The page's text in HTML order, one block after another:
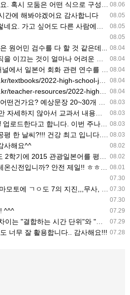
08.06
로 구성하셨을까요? 진단평가를 보시고 모둠장(도우미학생)…
08.05
간에 해봐야겠어요 감사합니다
08.05
다른 사람에게 민폐는 안되는 것... 감사해요. ^^
08.05
08.04
원어민 검수를 다 할 것 같은데...
08.04
려운 일일까요? 우선 봉사하는 마음이 필요!!! 감사해요…
08.04
연수를 저작 직강으로 한다고 합니다. 많이 도움이 되실…
08.04
textbooks/2022-high-school-jap…
08.04
teacher-resources/2022-high-sc…
08.03
개 중 몇개를 틀어주고 들리는대로 쓰는 건가요? 자세…
08.03
용에 맞게 좀 더 구체적으로 재구조화를 하신 선생님이 계…
08.03
. 이번 주나 다음 주에 e-book 기반 전자저작물도 업로드…
08.03
한 날씨?!!! 건강 최고 입니다. ^^
08.02
사해요^^
08.02
어를 평가계획을 세우려고 하는데. ..아무리 찾아도 없어…
08.01
입니까? 안전 제일!! ㅎㅎ 감사해요. ^^
07.30
07.30
7의 지진,,,무사, 안전을 기도 합니다. 감사해요...
07.30
07.29
^^^
07.29
위"와 "묘사 대상"입니다. 過ごす 하루, 오후, 주말, 휴…
07.28
너무 잘 활용합니다.. 감사해요!!!